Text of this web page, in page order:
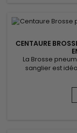
CENTAURE
La Brosse
sanglier est
respectueux des
les huiles
une
s’adapte